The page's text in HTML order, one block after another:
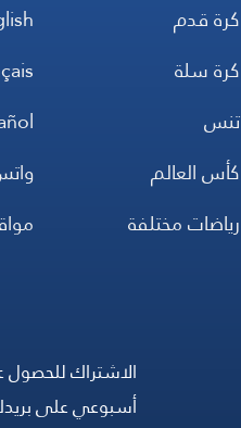
كرة قدم
كرة سلة
تنس
كأس العالم
رياضات مختلفة
الاشتراك
أسبوعي على